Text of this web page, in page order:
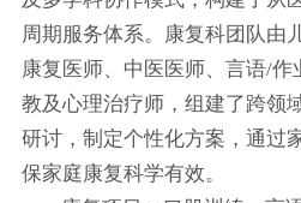
周期服务体系。康复科团队由
康复医师、中医医师、言语/
教及心理治疗师，组建了跨领
研讨，制定个性化方案，通过
保家庭康复科学有效。